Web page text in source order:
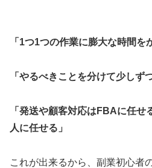
「1つ1つの作業に膨大な時間を
「やるべきことを分けて少しず
「発送や顧客対応はFBAに任せ
人に任せる」
これが出来るから、副業初心者